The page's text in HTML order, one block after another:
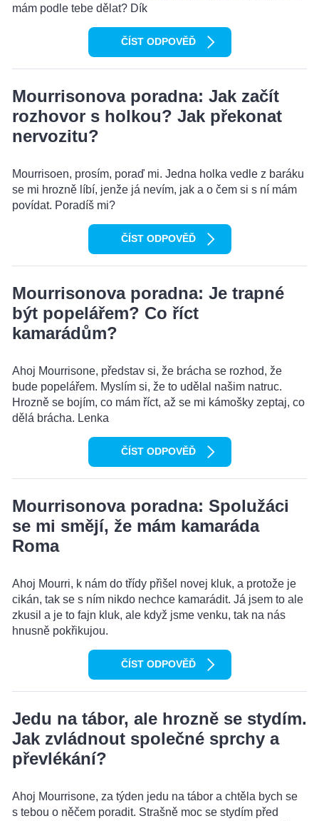
mám podle tebe dělat? Dík
ČÍST ODPOVĚĎ
Mourrisonova poradna: Jak začít
rozhovor s holkou? Jak překonat
nervozitu?
Mourrisoen, prosím, poraď mi. Jedna holka vedle z baráku
se mi hrozně líbí, jenže já nevím, jak a o čem si s ní mám
povídat. Poradíš mi?
ČÍST ODPOVĚĎ
Mourrisonova poradna: Je trapné
být popelářem? Co říct
kamarádům?
Ahoj Mourrisone, představ si, že brácha se rozhod, že
bude popelářem. Myslím si, že to udělal našim natruc.
Hrozně se bojím, co mám říct, až se mi kámošky zeptaj, co
dělá brácha. Lenka
ČÍST ODPOVĚĎ
Mourrisonova poradna: Spolužáci
se mi smějí, že mám kamaráda
Roma
Ahoj Mourri, k nám do třídy přišel novej kluk, a protože je
cikán, tak se s ním nikdo nechce kamarádit. Já jsem to ale
zkusil a je to fajn kluk, ale když jsme venku, tak na nás
hnusně pokřikujou.
ČÍST ODPOVĚĎ
Jedu na tábor, ale hrozně se stydím.
Jak zvládnout společné sprchy a
převlékání?
Ahoj Mourrisone, za týden jedu na tábor a chtěla bych se
s tebou o něčem poradit. Strašně moc se stydím před